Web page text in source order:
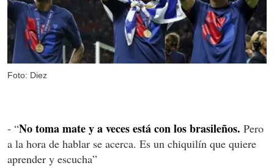
Foto: Diez
- “No toma mate y a veces está con los brasileños. Pero
a la hora de hablar se acerca. Es un chiquilín que quiere
aprender y escucha”